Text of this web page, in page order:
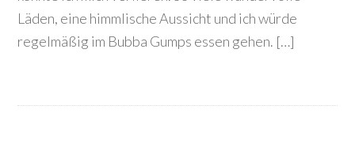
Läden, eine himmlische Aussicht und ich würde
regelmäßig im Bubba Gumps essen gehen. […]